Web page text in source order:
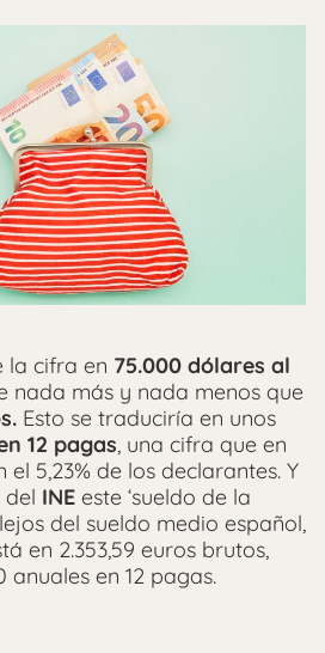
la cifra en 75.000 dólares al
nada más y nada menos que
Esto se traduciría en unos
12 pagas, una cifra que en
el 5,23% de los declarantes. Y
del INE este ‘sueldo de la
del sueldo medio español,
en 2.353,59 euros brutos,
anuales en 12 pagas.